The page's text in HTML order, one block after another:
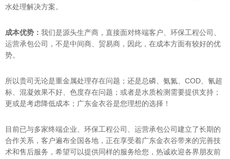
水处理解决方案。
成本优势： 我们是源头生产商，直接面对终端客户、环保工程公司、
运营承包公司，不是中间商、贸易商，因此，在成本方面有较好的优
势。
所以贵司无论是重金属处理存在问题；还是总磷、氨氮、COD、氰超
标、混凝效果不好、色度存在问题；或者是水质检测需要提供支持；
更或是考虑降低成本；广东金衣谷是您理想的选择！
目前已与多家终端企业、环保工程公司、运营承包公司建立了长期的
合作关系，客户遍布全国各地，正在享受着广东金衣谷带来的完善技
术和售后服务，希望可以提供同样的服务给您，热诚欢迎各界朋友前